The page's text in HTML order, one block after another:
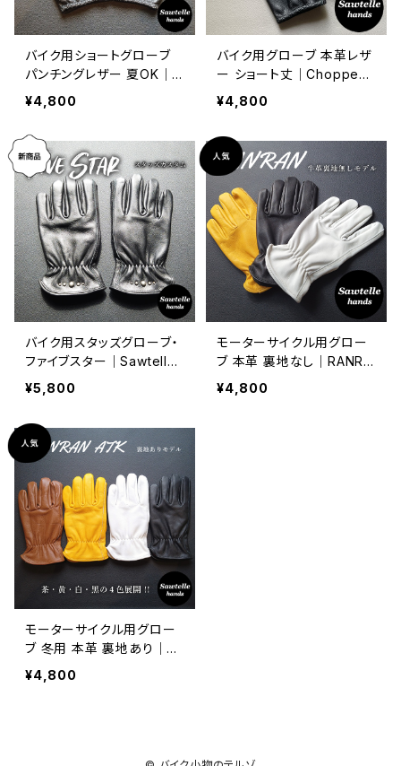
バイク用ショートグローブ
パンチングレザー 夏OK｜
チョップド PKG｜ソウテル
ハンズ
¥4,800
バイク用グローブ 本革レザ
ー ショート丈｜Chopped
(チョップド)｜Sawtelle Ha
nds
¥4,800
バイク用スタッズグローブ・
ファイブスター｜Sawtelle
Hands
¥5,800
モーターサイクル用グロー
ブ 本革 裏地なし｜RANRA
N｜Sawtelle Hands
¥4,800
モーターサイクル用グロー
ブ 冬用 本革 裏地あり｜RA
NRAN ATK｜Sawtelle Ha
nds
¥4,800